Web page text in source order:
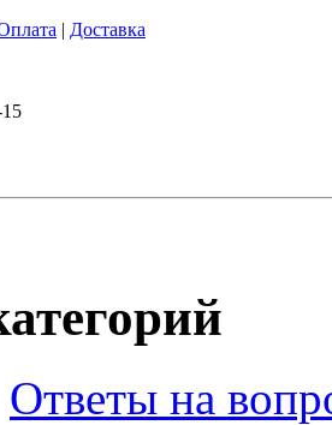
| Доставка
Ответы на